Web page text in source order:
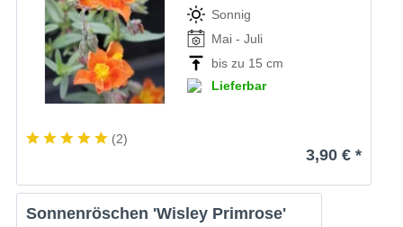
Sonnig
Mai - Juli
bis zu 15 cm
Lieferbar
(2)
3,90 € *
Sonnenröschen 'Wisley Primrose'